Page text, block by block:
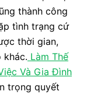
thành công
tình trạng cứ
thời gian,
khác. Làm Thế
Và Gia Đình
trọng quyết